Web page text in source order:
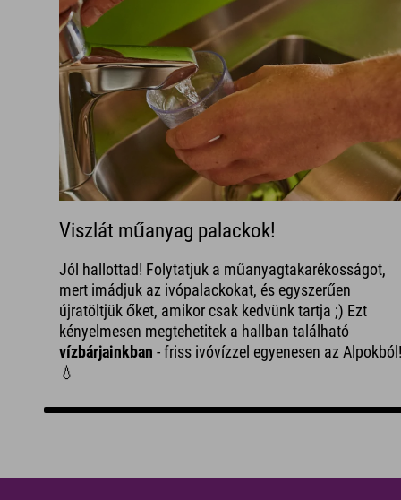
Viszlát műanyag palackok!
Jól hallottad! Folytatjuk a műanyagtakarékosságot,
mert imádjuk az ivópalackokat, és egyszerűen
újratöltjük őket, amikor csak kedvünk tartja ;) Ezt
kényelmesen megtehetitek a hallban található
vízbárjainkban - friss ivóvízzel egyenesen az
💧